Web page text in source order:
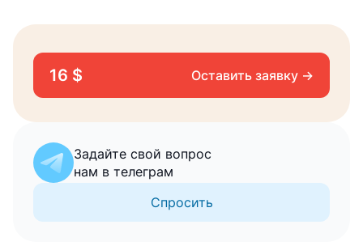
16 $ Оставить заявку →
Задайте свой вопрос
нам в телеграм
Спросить